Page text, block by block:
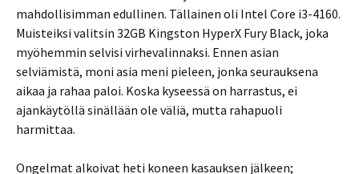
mahdollisimman edullinen. Tällainen oli Intel Core i3-4160.
Muisteiksi valitsin 32GB Kingston HyperX Fury Black, joka
myöhemmin selvisi virhevalinnaksi. Ennen asian
selviämistä, moni asia meni pieleen, jonka seurauksena
aikaa ja rahaa paloi. Koska kyseessä on harrastus, ei
ajankäytöllä sinällään ole väliä, mutta rahapuoli
harmittaa.
Ongelmat alkoivat heti koneen kasauksen jälkeen;